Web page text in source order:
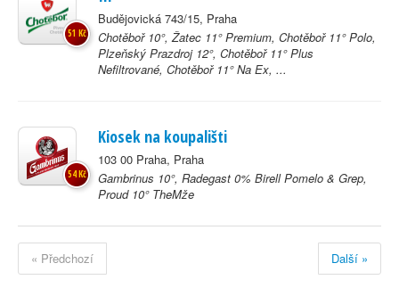
Budějovická 743/15, Praha
Chotěboř 10°, Žatec 11° Premium, Chotěboř 11° Polo,
Plzeňský Prazdroj 12°, Chotěboř 11° Plus
Nefiltrované, Chotěboř 11° Na Ex, ...
51 Kč
Kiosek na koupališti
103 00 Praha, Praha
Gambrinus 10°, Radegast 0% Birell Pomelo & Grep,
Proud 10° TheMže
54 Kč
« Předchozí Další »